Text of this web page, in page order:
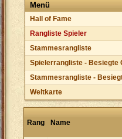
Menü
Hall of Fame
Rangliste Spieler
Stammesrangliste
Spielerrangliste - Besiegte
Stammesrangliste -
Weltkarte
Rang Name